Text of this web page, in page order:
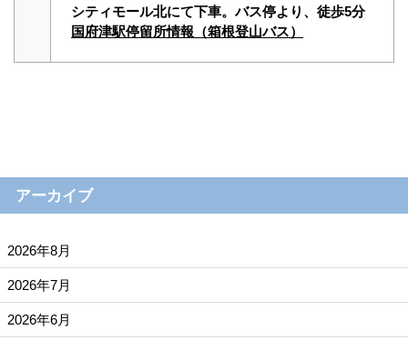
シティモール北にて下車。バス停より、徒歩5分
国府津駅停留所情報（箱根登山バス）
アーカイブ
2026年8月
2026年7月
2026年6月